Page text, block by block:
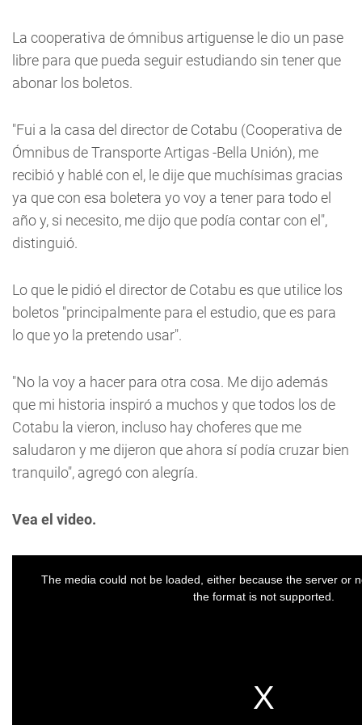
La cooperativa de ómnibus artiguense le dio un pase
libre para que pueda seguir estudiando sin tener que
abonar los boletos.
"Fui a la casa del director de Cotabu (Cooperativa de
Ómnibus de Transporte Artigas -Bella Unión), me
recibió y hablé con el, le dije que muchísimas gracias
ya que con esa boletera yo voy a tener para todo el
año y, si necesito, me dijo que podía contar con el",
distinguió.
Lo que le pidió el director de Cotabu es que utilice los
boletos "principalmente para el estudio, que es para
lo que yo la pretendo usar".
"No la voy a hacer para otra cosa. Me dijo además
que mi historia inspiró a muchos y que todos los de
Cotabu la vieron, incluso hay choferes que me
saludaron y me dijeron que ahora sí podía cruzar bien
tranquilo", agregó con alegría.
Vea el video.